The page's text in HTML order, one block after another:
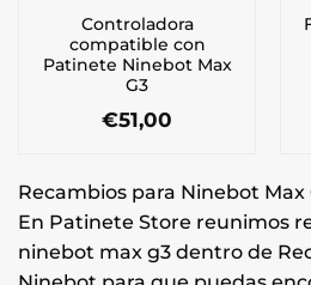
Controladora
compatible con
Patinete Ninebot Max
G3
€51,00
Recambios para Ninebot Max
En Patinete Store reunimos
ninebot max g3 dentro de